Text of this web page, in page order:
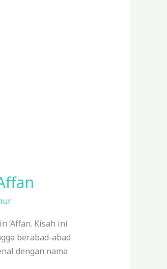
‘Affan. Kisah ini
berabad-abad
dengan nama